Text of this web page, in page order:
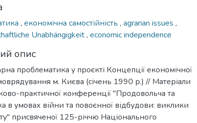
, економічна самостійність , agrarian issues ,
Unabhängigkeit, economic independence
опис
проблематика у проєкті Концепції економічної
м. Києва (січень 1990 р.) // Матеріали
практичної конференції "Продовольча та
в умовах війни та повоєнної відбудови: виклики
присвяченої 125-річчю Національного